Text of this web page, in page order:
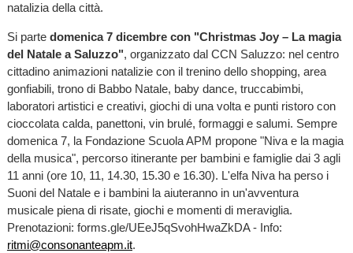
natalizia della città.
Si partedomenica 7 dicembre con "Christmas Joy – La magia
del Natale a Saluzzo", organizzato dal CCN Saluzzo: nel centro
cittadino animazioni natalizie con il trenino dello shopping, area
gonfiabili, trono di Babbo Natale, baby dance, truccabimbi,
laboratori artistici e creativi, giochi di una volta e punti ristoro con
cioccolata calda, panettoni, vin brulé, formaggi e salumi. Sempre
domenica 7, la Fondazione Scuola APM propone "Niva e la magia
della musica", percorso itinerante per bambini e famiglie dai 3 agli
11 anni (ore 10, 11, 14.30, 15.30 e 16.30). L'elfa Niva ha perso i
Suoni del Natale e i bambini la aiuteranno in un'avventura
musicale piena di risate, giochi e momenti di meraviglia.
Prenotazioni: forms.gle/UEeJ5qSvohHwaZkDA - Info:
ritmi@consonanteapm.it.